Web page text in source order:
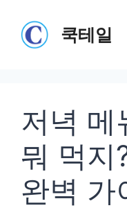
쿡테일
저녁 메
뭐 먹지
완벽 가